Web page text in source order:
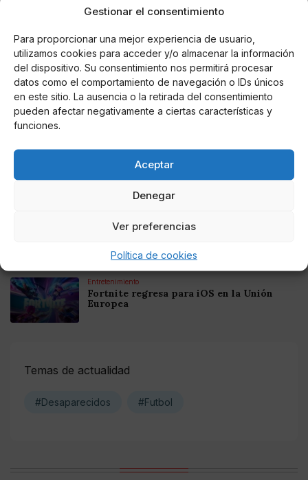
Gestionar el consentimiento
Para proporcionar una mejor experiencia de usuario,
utilizamos cookies para acceder y/o almacenar la información
del dispositivo. Su consentimiento nos permitirá procesar
datos como el comportamiento de navegación o IDs únicos
en este sitio. La ausencia o la retirada del consentimiento
pueden afectar negativamente a ciertas características y
funciones.
Aceptar
Denegar
Ver preferencias
Política de cookies
redactor y como fotógrafo.
Noticias relacionadas
Online Casino
Mejores Cripto Casinos Online en
Colombia 2025: Bitcoin Casinos
Mejores Casinos Online con Bitcoin y
Criptomonedas en Argentina 2025
Mejores casinos online con
Entretenimiento
Fortnite regresa para iOS en la Unión
Europea
Temas de actualidad
#Desaparecidos #Futbol